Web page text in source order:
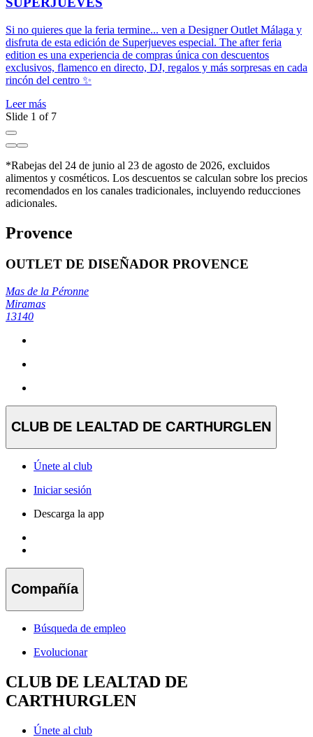
Si no quieres que la feria termine... ven a Designer Outlet Málaga y
disfruta de esta edición de Superjueves especial. The after feria
edition es una experiencia de compras única con descuentos
exclusivos, flamenco en directo, DJ, regalos y más sorpresas en cada
rincón del centro ✨
Leer más
Slide 1 of 7
*Rabejas del 24 de junio al 23 de agosto de 2026, excluidos
alimentos y cosméticos. Los descuentos se calculan sobre los precios
recomendados en los canales tradicionales, incluyendo reducciones
adicionales.
Provence
OUTLET DE DISEÑADOR PROVENCE
Mas de la Péronne
Miramas
13140
CLUB DE LEALTAD DE CARTHURGLEN
Únete al club
Iniciar sesión
Descarga la app
Compañía
Búsqueda de empleo
Evolucionar
CLUB DE LEALTAD DE
CARTHURGLEN
Únete al club